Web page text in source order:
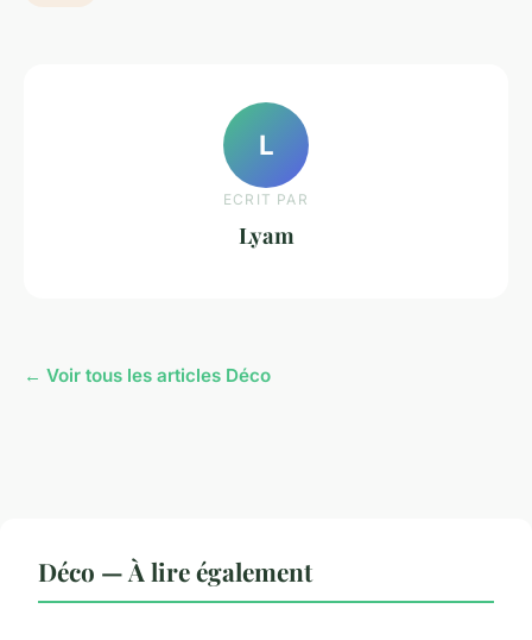
L
ECRIT PAR
Lyam
← Voir tous les articles Déco
Déco — À lire également